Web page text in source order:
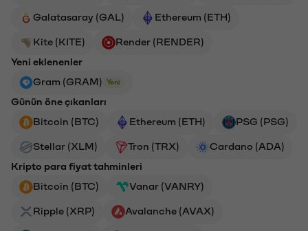
Galatasaray (GAL) Ethereum (ETH)
Kite (KITE)
Render (RENDER)
Yeni eklenenler
Gram (GRAM)
Yeni
Günün öne çıkanları
Bitcoin (BTC)
Ethereum (ETH) PSG (PSG)
Stellar (XLM) Tron (TRX)
Cardano (ADA)
Kripto para fiyat tahminleri
Bitcoin (BTC)
Vanar (VANRY)
Ripple (XRP) Avalanche (AVAX)